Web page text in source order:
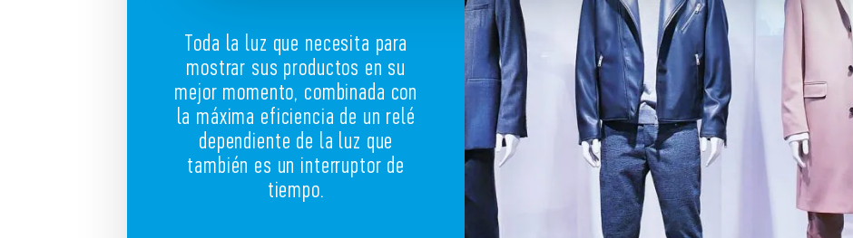
Toda la luz que necesita para
mostrar sus productos en su
mejor momento, combinada con
la máxima eficiencia de un relé
dependiente de la luz que
también es un interruptor de
tiempo.